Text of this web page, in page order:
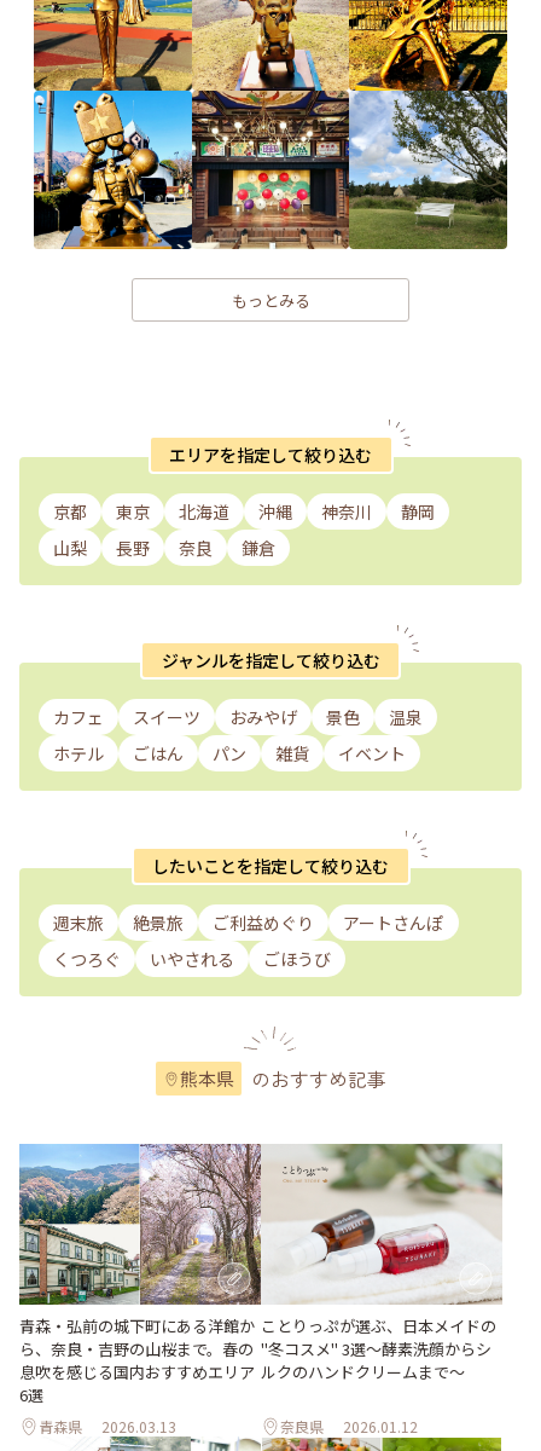
もっとみる
エリアを指定して絞り込む
京都 東京 北海道 沖縄 神奈川
静岡
山梨
長野 奈良 鎌倉
ジャンルを指定して絞り込む
カフェ スイーツ おみやげ 景色
温泉
ホテル
ごはん パン 雑貨 イベント
したいことを指定して絞り込む
週末旅 絶景旅 ご利益めぐり
アートさんぽ
くつろぐ
いやされる ごほうび
熊本県 のおすすめ記事
青森・弘前の城下町にある洋館か
ら、奈良・吉野の山桜まで。春の
息吹を感じる国内おすすめエリア
6選
青森県 2026.03.13
ことりっぷが選ぶ、日本メイドの
"冬コスメ" 3選～酵素洗顔からシ
ルクのハンドクリームまで～
奈良県 2026.01.12